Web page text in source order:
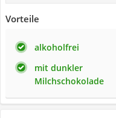
Vorteile
alkoholfrei
mit dunkler
Milchschokolade